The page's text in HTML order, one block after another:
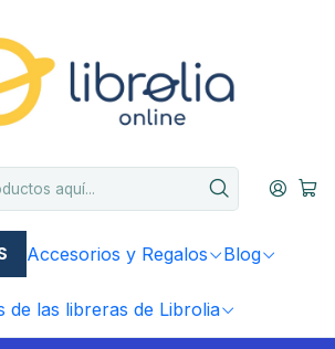
Accesorios y Regalos Blog
de las libreras de Librolia